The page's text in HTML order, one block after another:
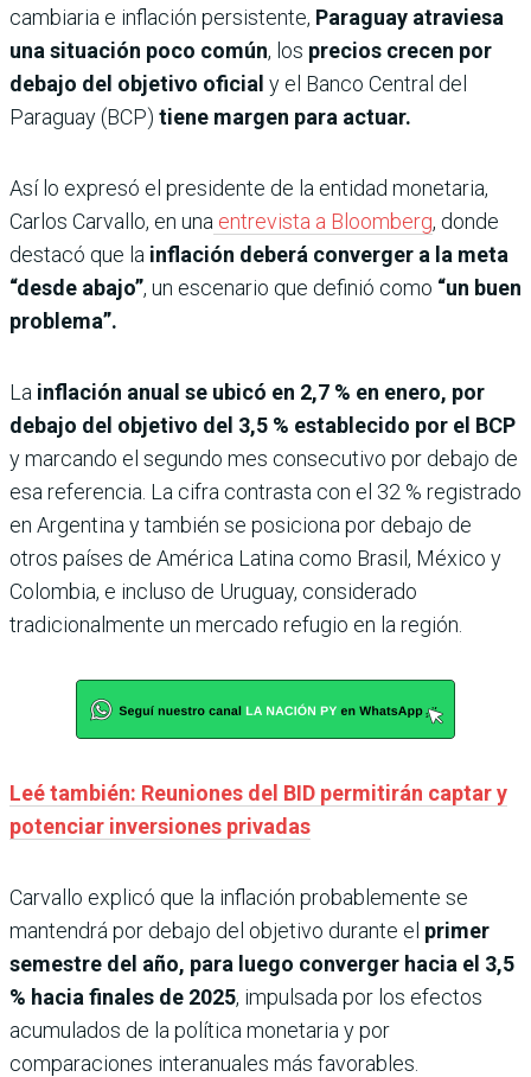
cambiaria e inflación persistente, Paraguay atraviesa
una situación poco común, los precios crecen por
debajo del objetivo oficial y el Banco Central del
Paraguay (BCP) tiene margen para actuar.
Así lo expresó el presidente de la entidad monetaria,
Carlos Carvallo, en una entrevista a Bloomberg, donde
destacó que la inflación deberá converger a la meta
“desde abajo”, un escenario que definió como “un buen
problema”.
La inflación anual se ubicó en 2,7 % en enero, por
debajo del objetivo del 3,5 % establecido por el BCP
y marcando el segundo mes consecutivo por debajo de
esa referencia. La cifra contrasta con el 32 % registrado
en Argentina y también se posiciona por debajo de
otros países de América Latina como Brasil, México y
Colombia, e incluso de Uruguay, considerado
tradicionalmente un mercado refugio en la región.
Leé también: Reuniones del BID permitirán captar y
potenciar inversiones privadas
Carvallo explicó que la inflación probablemente se
mantendrá por debajo del objetivo durante el primer
semestre del año, para luego converger hacia el 3,5
% hacia finales de 2025, impulsada por los efectos
acumulados de la política monetaria y por
comparaciones interanuales más favorables.